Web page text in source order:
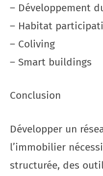
– Développement
– Habitat
– Coliving
– Smart buildings
Conclusion
Développer un
l’immobilier
structurée, des